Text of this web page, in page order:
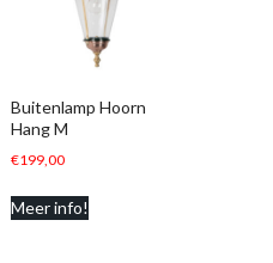
Buitenlamp Hoorn
Hang M
€199,00
Meer info!